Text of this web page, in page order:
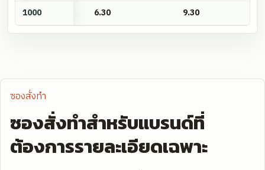
1000
6.30 9.30
ซองสั่งทำ
ซองสั่งทำสำหรับแบรนด์ที่
ต้องการรายละเอียดเฉพาะ